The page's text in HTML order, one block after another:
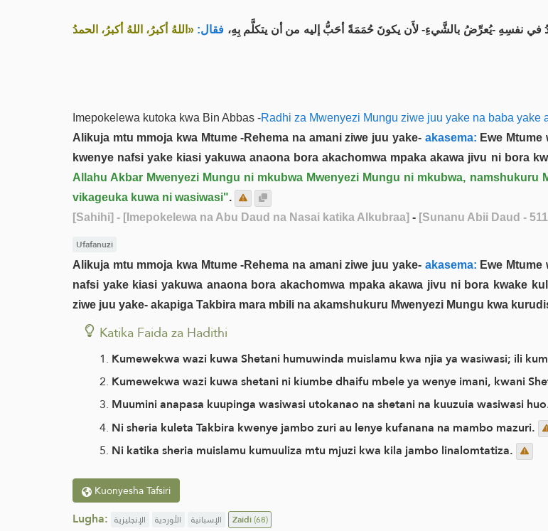
في نفسِهِ -يُعرِّضُ بالشَّيءِ- لأَن يكونَ حُمَمَةً أحَبُّ إليه من أن يتكلَّم بِهِ، فقال: «اللهُ أكبرُ، اللهُ أكبرُ، الحمدُ
Imepokelewa kutoka kwa Bin Abbas -Radhi za Mwenyezi Mungu ziwe juu yake na baba yake
Alikuja mtu mmoja kwa Mtume -Rehema na amani ziwe juu yake-akasema: Ewe
kwenye nafsi yake kiasi yakuwa anaona bora akachomwa mpaka akawa jivu ni bora
Allahu Akbar Mwenyezi Mungu ni mkubwa Mwenyezi Mungu ni mkubwa,
vikageuka kuwa ni wasiwasi".
[Sahihi] - [Imepokelewa na Abu Daud na Nasai katika Alkubraa] - [Sunanu Abii Daud -
Ufafanuzi
Alikuja mtu mmoja kwa Mtume -Rehema na amani ziwe juu yake-akasema: Ewe
nafsi yake kiasi yakuwa anaona bora akachomwa mpaka akawa jivu ni bora kwake
ziwe juu yake- akapiga Takbira mara mbili na akamshukuru Mwenyezi Mungu kwa
Katika Faida za Hadithi
Kumewekwa wazi kuwa Shetani humuwinda muislamu kwa njia ya wasiwasi; ili
Kumewekwa wazi kuwa shetani ni kiumbe dhaifu mbele ya wenye imani, kwani
Muumini anapasa kuupinga wasiwasi utokanao na shetani na kuuzuia wasiwasi
Ni sheria kuleta Takbira kwenye jambo zuri au lenye kufanana na mambo mazuri.
Ni katika sheria muislamu kumuuliza mtu mjuzi kwa kila jambo linalomtatiza.
Kuonyesha Tafsiri
Lugha: الإنجليزية الأوردية الإسبانية Zaidi(68)